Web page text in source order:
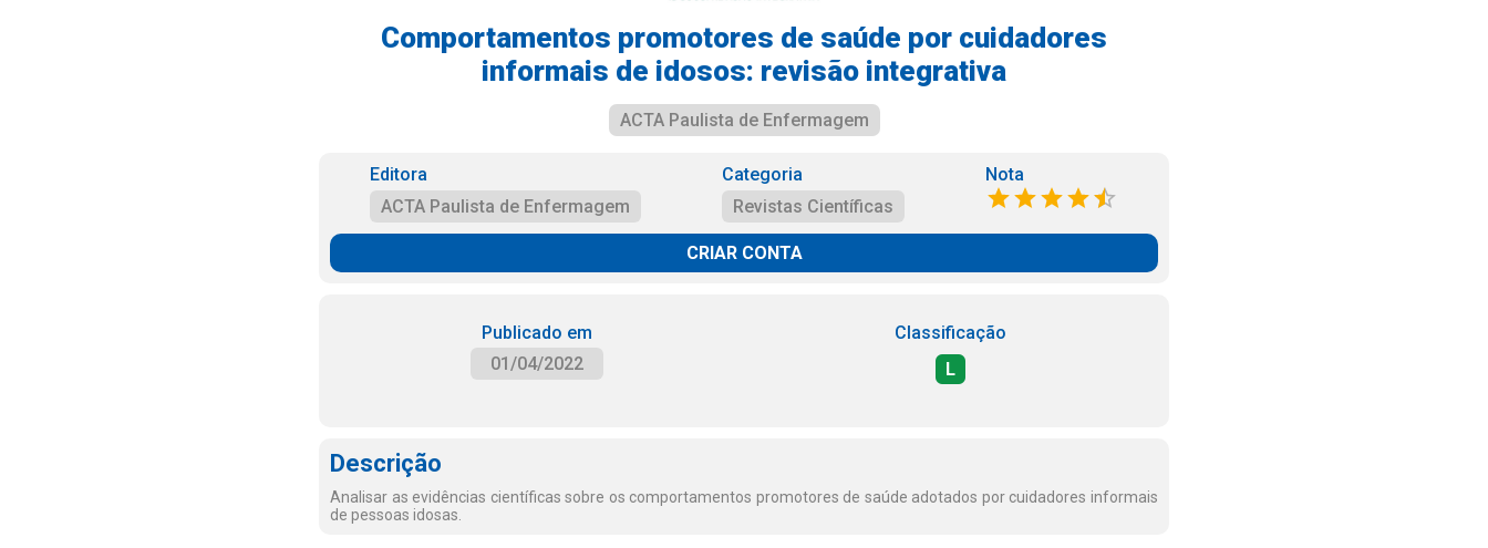
Comportamentos promotores de saúde por cuidadores
informais de idosos: revisão integrativa
ACTA Paulista de Enfermagem
Editora
ACTA Paulista de Enfermagem
Categoria
Revistas Científicas
Nota
CRIAR CONTA
Publicado em
01/04/2022
Classificação
L
Descrição
Analisar as evidências científicas sobre os comportamentos promotores de saúde adotados por cuidadores informais
de pessoas idosas.